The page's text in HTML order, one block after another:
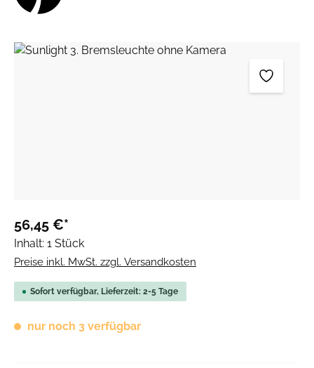
Bildergalerie überspringen
56,45 €*
Inhalt: 1 Stück
Preise inkl. MwSt. zzgl. Versandkosten
Sofort verfügbar, Lieferzeit: 2-5 Tage
nur noch 3 verfügbar